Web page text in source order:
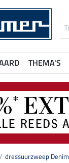
THEMA'S
dressuurzweep Denim